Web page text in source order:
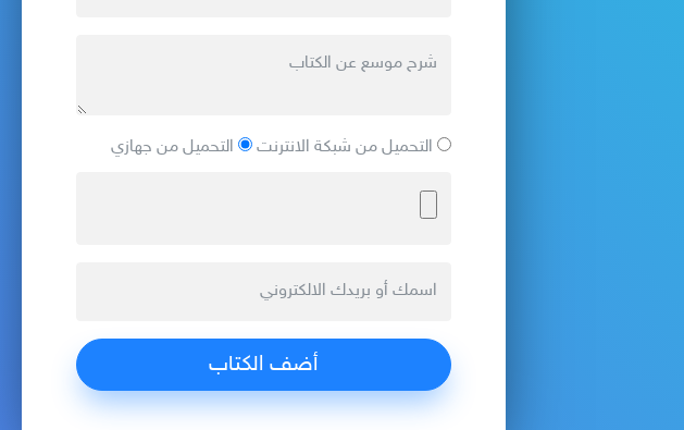
التحميل من شبكة الانترنت التحميل من جهازي